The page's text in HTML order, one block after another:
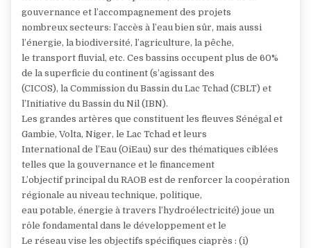
gouvernance et l’accompagnement des projets
nombreux secteurs: l’accès à l’eau bien sûr, mais aussi
l’énergie, la biodiversité, l’agriculture, la pêche,
le transport fluvial, etc. Ces bassins occupent plus de 60%
de la superficie du continent (s’agissant des
(CICOS), la Commission du Bassin du Lac Tchad (CBLT) et
l’Initiative du Bassin du Nil (IBN).
Les grandes artères que constituent les fleuves Sénégal et
Gambie, Volta, Niger, le Lac Tchad et leurs
International de l’Eau (OiEau) sur des thématiques ciblées
telles que la gouvernance et le financement
L’objectif principal du RAOB est de renforcer la coopération
régionale au niveau technique, politique,
eau potable, énergie à travers l’hydroélectricité) joue un
rôle fondamental dans le développement et le
Le réseau vise les objectifs spécifiques ciaprès : (i)